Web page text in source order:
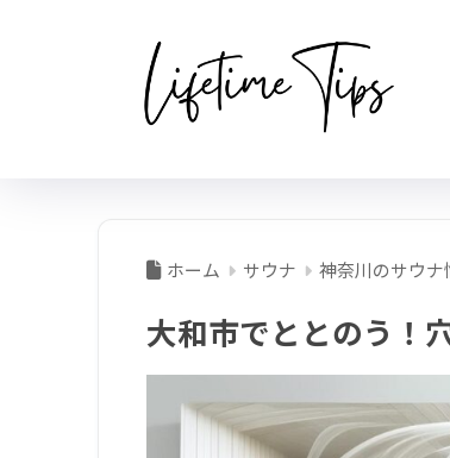
ホーム サウナ 神奈川のサウナ
大和市でととのう！